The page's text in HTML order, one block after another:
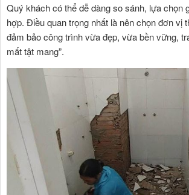
Quý khách có thể dễ dàng so sánh, lựa chọn
hợp. Điều quan trọng nhất là nên chọn đơn vị
đảm bảo công trình vừa đẹp, vừa bền vững,
mất tật mang”.